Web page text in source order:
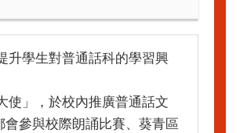
升學生對普通話科的學習興
使」，於校內推廣普通話文
參與校際朗誦比賽、葵青區